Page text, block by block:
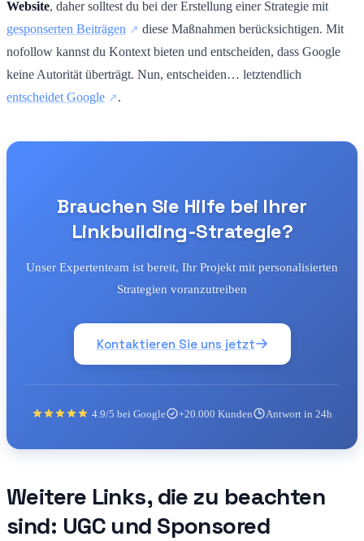
Website, daher solltest du bei der Erstellung einer Strategie mit
gesponserten Beiträgen
diese Maßnahmen berücksichtigen. Mit
nofollow kannst du Kontext bieten und entscheiden, dass Google
keine Autorität überträgt. Nun, entscheiden… letztendlich
entscheidet Google
.
Brauchen Sie Hilfe bei Ihrer
Linkbuilding-Strategie?
Unser Expertenteam ist bereit, Ihr Projekt mit personalisierten
Strategien voranzutreiben
Kontaktieren Sie uns jetzt
4.9/5 bei Google +20.000 Kunden Antwort in 24h
Weitere Links, die zu beachten
sind: UGC und Sponsored